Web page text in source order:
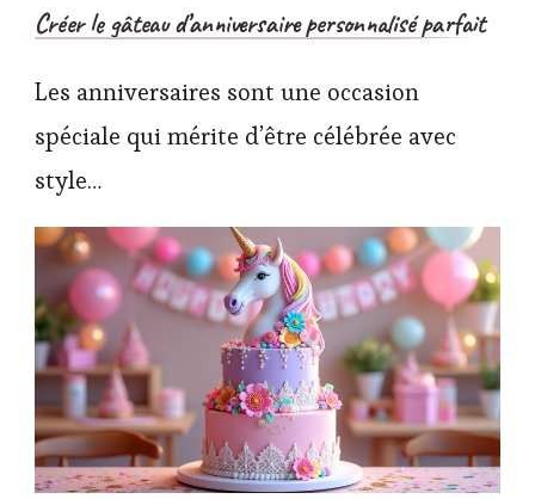
Créer le gâteau d’anniversaire personnalisé parfait
Les anniversaires sont une occasion
spéciale qui mérite d’être célébrée avec
style…